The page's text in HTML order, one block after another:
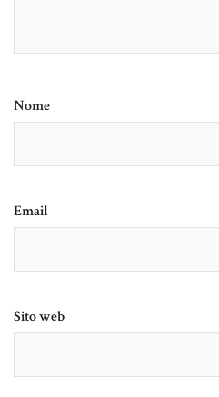
Nome
Email
Sito web